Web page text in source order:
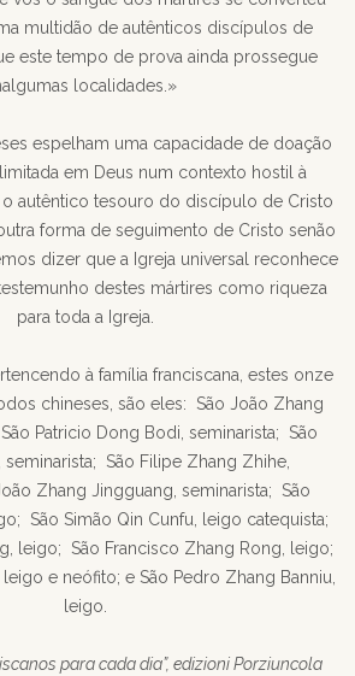
multidão de autênticos discípulos de
este tempo de prova ainda prossegue
localidades.»
espelham uma capacidade de doação
em Deus num contexto hostil à
o autêntico tesouro do discípulo de Cristo
forma de seguimento de Cristo senão
dizer que a Igreja universal reconhece
destes mártires como riqueza
para toda a Igreja.
à família franciscana, estes onze
chineses, são eles: São João Zhang
Patricio Dong Bodi, seminarista; São
seminarista; São Filipe Zhang Zhihe,
Zhang Jingguang, seminarista; São
São Simão Qin Cunfu, leigo catequista;
leigo; São Francisco Zhang Rong, leigo;
e neófito; e São Pedro Zhang Banniu,
leigo.
para cada dia”, edizioni Porziuncola